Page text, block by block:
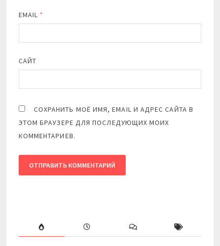
EMAIL *
САЙТ
СОХРАНИТЬ МОЁ ИМЯ, EMAIL И АДРЕС САЙТА В
ЭТОМ БРАУЗЕРЕ ДЛЯ ПОСЛЕДУЮЩИХ МОИХ
КОММЕНТАРИЕВ.